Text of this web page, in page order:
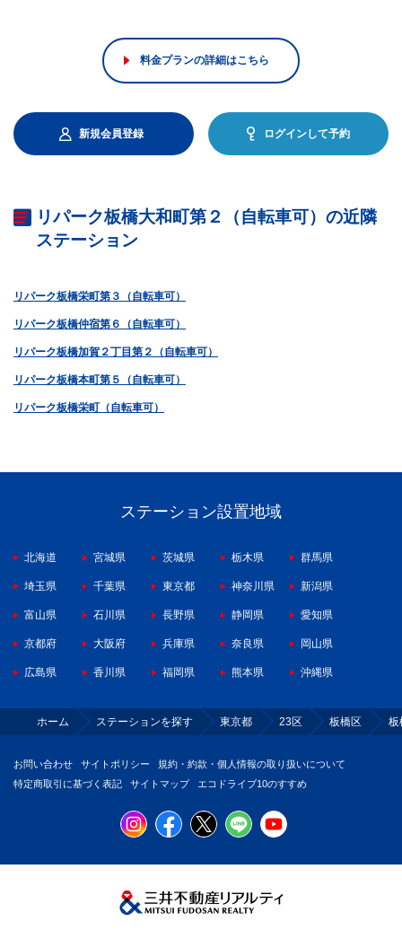
料金プランの詳細はこちら
新規会員登録 ログインして予約
リパーク板橋大和町第２（自転車可）の近隣
ステーション
リパーク板橋栄町第３（自転車可）
リパーク板橋仲宿第６（自転車可）
リパーク板橋加賀２丁目第２（自転車可）
リパーク板橋本町第５（自転車可）
リパーク板橋栄町（自転車可）
ステーション設置地域
北海道 宮城県 茨城県 栃木県 群馬県
埼玉県 千葉県 東京都 神奈川県 新潟県
富山県 石川県 長野県 静岡県 愛知県
京都府 大阪府 兵庫県 奈良県 岡山県
広島県 香川県 福岡県 熊本県 沖縄県
ホーム ステーションを探す 東京都 23区 板橋区 板
お問い合わせ サイトポリシー
規約・約款・個人情報の取り扱いについて
特定商取引に基づく表記
サイトマップ エコドライブ10のすすめ